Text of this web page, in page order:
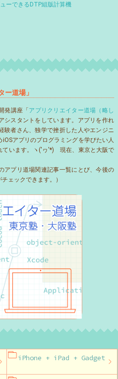
ーできるDTP組版計算機
ー道場」
発講座「アプリクリエイター道場（略し
シスタントをしています。アプリを作れ
験者さん、独学で挫折した人やエンジニ
アプリのプログラミングを学びたい人
います。ヽ('ヮ'*)ゝ現在、東京と大阪で
アプリ道場関連記事一覧にとび、今後の
ェックできます。）
iPhone + iPad + Gadget